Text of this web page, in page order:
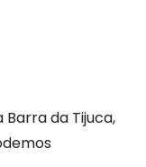
da Tijuca,